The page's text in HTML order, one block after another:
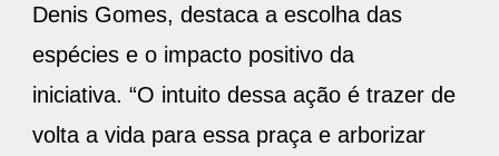
Denis Gomes, destaca a escolha das
espécies e o impacto positivo da
iniciativa. “O intuito dessa ação é trazer de
volta a vida para essa praça e arborizar